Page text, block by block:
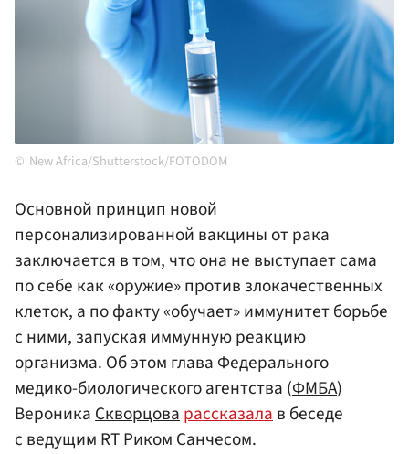
New Africa/Shutterstock/FOTODOM
Основной принцип новой
персонализированной вакцины от рака
заключается в том, что она не выступает сама
по себе как «оружие» против злокачественных
клеток, а по факту «обучает» иммунитет борьбе
с ними, запуская иммунную реакцию
организма. Об этом глава Федерального
медико-биологического агентства (ФМБА)
ВероникаСкворцоварассказалав беседе
с ведущим RT Риком Санчесом.